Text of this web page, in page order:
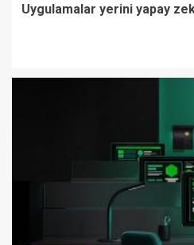
Uygulamalar yerini yapay